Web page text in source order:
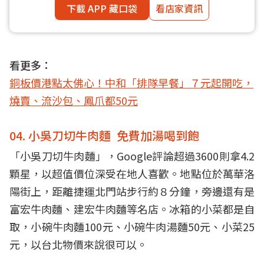
下載 APP 藏口袋
看店家資訊
看更多：
銅板價港點太佛心！中和「排隊早餐」７元起開吃，
燒賣、流沙包、鳳爪都50元
04. 小吳刀切牛肉麵 免費加湯喝到飽
「小吳刀切牛肉麵」，Google評論超過3600則拿4.2
顆星，以超值價位深受在地人喜歡。地點位於萬華洛
陽街上，距離捷運北門站步行約８分鐘，旁邊還有是
富宏牛肉麵、建宏牛肉麵等名店。冰箱的小菜都是自
取，小碗牛肉麵100元、小碗牛肉湯麵50元、小菜25
元，以台北物價來說很可以。